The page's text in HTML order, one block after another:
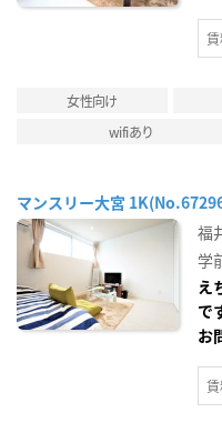
女性向け
wifiあり
マンスリー大宮
福
学
え
で
お